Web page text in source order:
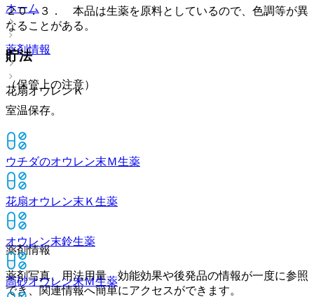
ホーム
薬剤情報
花扇オウレンＫ
２０．３． 本品は生薬を原料としているので、色調等が異
なることがある。
貯法
（保管上の注意）
室温保存。
ウチダのオウレン末Ｍ生薬
花扇オウレン末Ｋ 生薬
オウレン末鈴生薬
高砂オウレン末Ｍ生薬
薬剤情報
薬剤写真、用法用量、効能効果や後発品の情報が一度に参照
でき、関連情報へ簡単にアクセスができます。